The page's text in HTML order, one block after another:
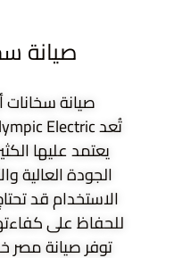
صيانة
صيانة
يعتمد عليها
الجودة العالية
الاستخدام قد
للحفاظ على
توفر صيانة